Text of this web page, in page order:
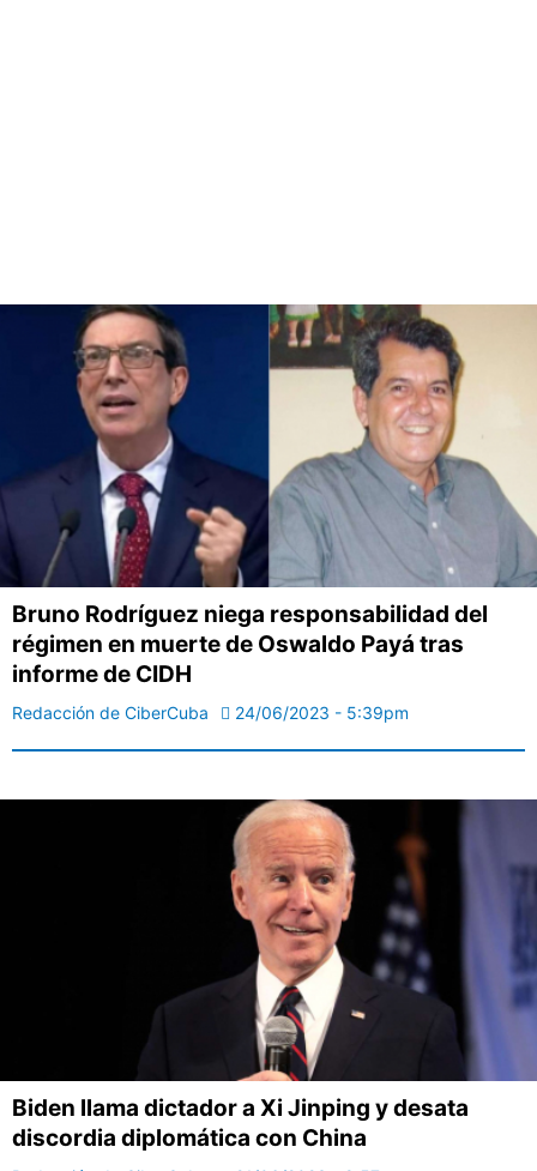
Bruno Rodríguez niega responsabilidad del
régimen en muerte de Oswaldo Payá tras
informe de CIDH
Redacción de CiberCuba 24/06/2023 - 5:39pm
Biden llama dictador a Xi Jinping y desata
discordia diplomática con China